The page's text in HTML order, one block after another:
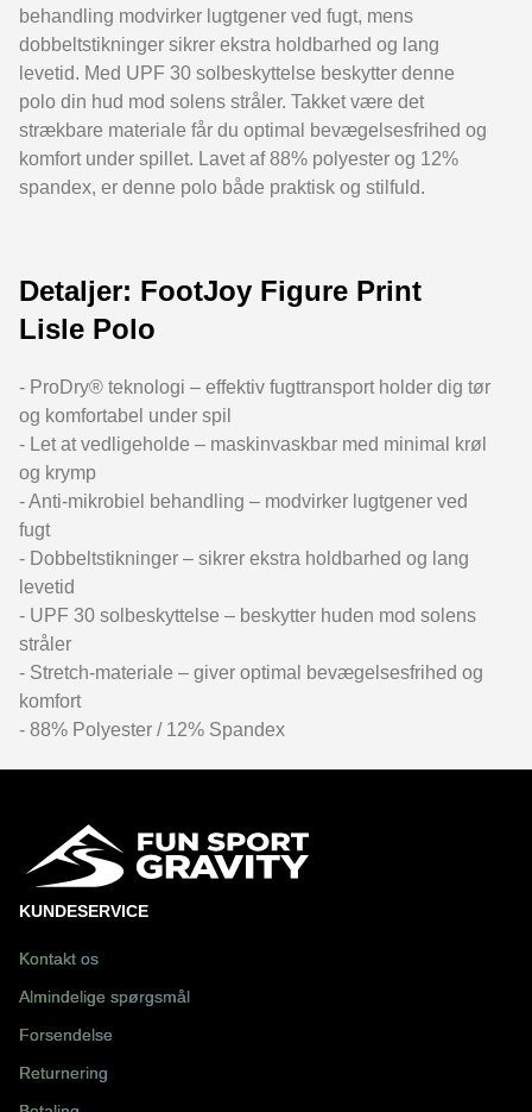
behandling modvirker lugtgener ved fugt, mens
dobbeltstikninger sikrer ekstra holdbarhed og lang
levetid. Med UPF 30 solbeskyttelse beskytter denne
polo din hud mod solens stråler. Takket være det
strækbare materiale får du optimal bevægelsesfrihed og
komfort under spillet. Lavet af 88% polyester og 12%
spandex, er denne polo både praktisk og stilfuld.
Detaljer: FootJoy Figure Print
Lisle Polo
- ProDry® teknologi – effektiv fugttransport holder dig tør
og komfortabel under spil
- Let at vedligeholde – maskinvaskbar med minimal krøl
og krymp
- Anti-mikrobiel behandling – modvirker lugtgener ved
fugt
- Dobbeltstikninger – sikrer ekstra holdbarhed og lang
levetid
- UPF 30 solbeskyttelse – beskytter huden mod solens
stråler
- Stretch-materiale – giver optimal bevægelsesfrihed og
komfort
- 88% Polyester / 12% Spandex
KUNDESERVICE
Kontakt os
Almindelige spørgsmål
Forsendelse
Returnering